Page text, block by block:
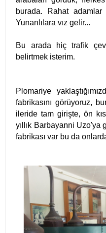
burada. Rahat
Yunanlılara vız gelir...
Bu arada hiç trafik
belirtmek isterim.
Plomariye
fabrikasını görüyoruz,
ileride tam girişte, ön
yıllık Barbayanni Uzo'ya
fabrikası var bu da